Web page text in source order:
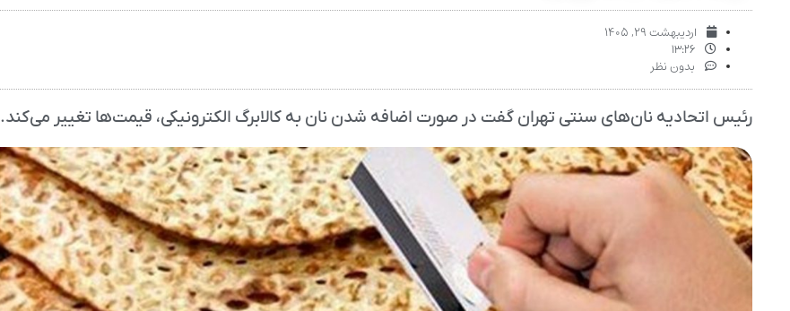
اردیبهشت ۲۹, ۱۴۰۵
۱۳:۲۶
بدون نظر
رئیس اتحادیه نان‌های سنتی تهران گفت در صورت اضافه شدن نان به کالابرگ الکترونیکی، قیمت‌ها تغییر می‌کند.